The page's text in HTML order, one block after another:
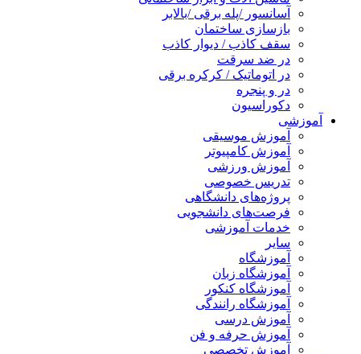
آسانسور /پله برقی /بالابر
بازسازی ساختمان
سقف کاذب / دیوار کاذب
در ضد سرقت
در اتوماتیک / کرکره برقی
در و پنجره
دکوراسیون
آموزشی
آموزش موسیقی
آموزش کامپیوتر
آموزش ورزشی
تدریس خصوصی
پروژه‌های دانشگاهی
فرصت‌های دانشجویی
خدمات آموزشی
سایر
آموزشگاه
آموزشگاه زبان
آموزشگاه کنکور
آموزشگاه رانندگی
آموزش درسی
آموزش حرفه و فن
آموزش تخصصی